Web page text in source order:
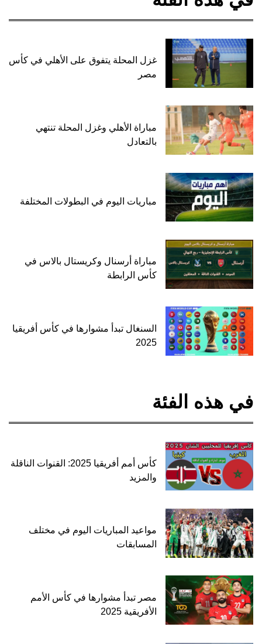
غزل المحلة يتفوق على الأهلي في كأس
مصر
مباراة الأهلي وغزل المحلة تنتهي
بالتعادل
مباريات اليوم في البطولات المختلفة
مباراة أرسنال وكريستال بالاس في
كأس الرابطة
السنغال تبدأ مشوارها في كأس أفريقيا
2025
في هذه الفئة
كأس أمم أفريقيا 2025: القنوات الناقلة
والمزيد
مواعيد المباريات اليوم في مختلف
المسابقات
مصر تبدأ مشوارها في كأس الأمم
الأفريقية 2025